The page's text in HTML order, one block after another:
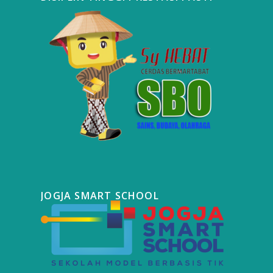
JOGJA SMART SCHOOL